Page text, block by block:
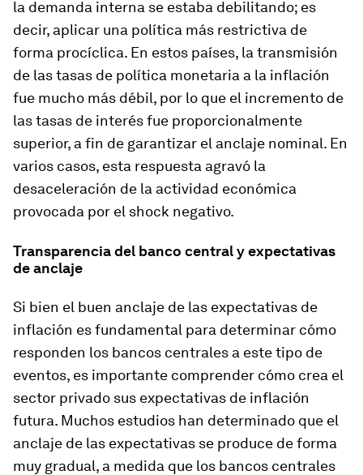
la demanda interna se estaba debilitando; es
decir, aplicar una política más restrictiva de
forma procíclica. En estos países, la transmisión
de las tasas de política monetaria a la inflación
fue mucho más débil, por lo que el incremento de
las tasas de interés fue proporcionalmente
superior, a fin de garantizar el anclaje nominal. En
varios casos, esta respuesta agravó la
desaceleración de la actividad económica
provocada por el shock negativo.
Transparencia del banco central y expectativas
de anclaje
Si bien el buen anclaje de las expectativas de
inflación es fundamental para determinar cómo
responden los bancos centrales a este tipo de
eventos, es importante comprender cómo crea el
sector privado sus expectativas de inflación
futura. Muchos estudios han determinado que el
anclaje de las expectativas se produce de forma
muy gradual, a medida que los bancos centrales